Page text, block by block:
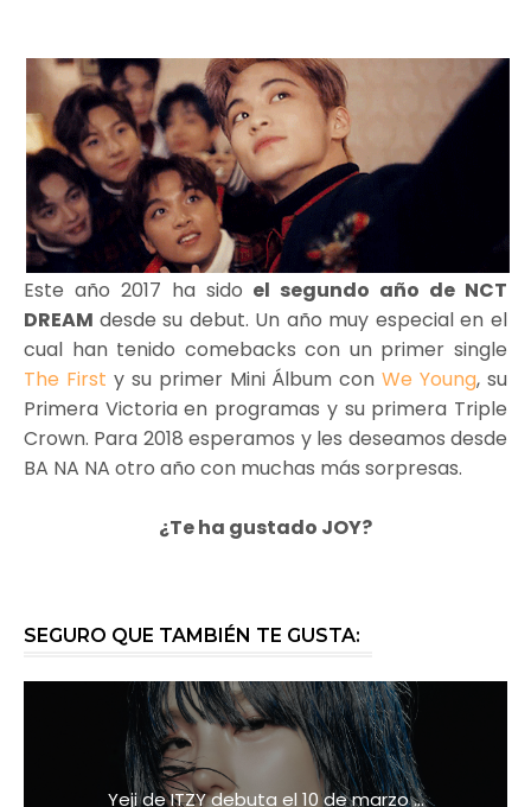
Este año 2017 ha sido el segundo año de NCT
DREAM desde su debut. Un año muy especial en el
cual han tenido comebacks con un primer single
The First y su primer Mini Álbum conWe Young, su
Primera Victoria en programas y su primera Triple
Crown. Para 2018 esperamos y les deseamos desde
BA NA NA otro año con muchas más sorpresas.
¿Te ha gustado JOY?
SEGURO QUE TAMBIÉN TE GUSTA:
Yeji de ITZY debuta el 10 de marzo ...